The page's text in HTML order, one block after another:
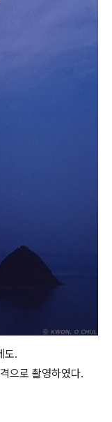
도.
으로 촬영하였다.